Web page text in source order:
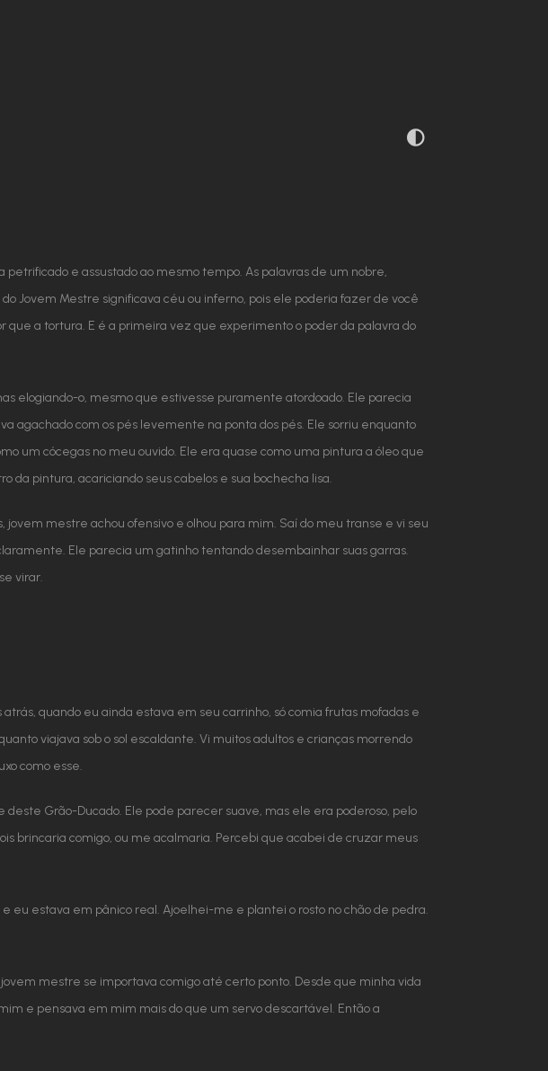
e assustado ao mesmo tempo. As palavras de um nobre,
Jovem Mestre significava céu ou inferno, pois ele poderia fazer de você
a tortura. E é a primeira vez que experimento o poder da palavra do
elogiando-o, mesmo que estivesse puramente atordoado. Ele parecia
agachado com os pés levemente na ponta dos pés. Ele sorriu enquanto
um cócegas no meu ouvido. Ele era quase como uma pintura a óleo que
da pintura, acariciando seus cabelos e sua bochecha lisa.
mestre achou ofensivo e olhou para mim. Saí do meu transe e vi seu
Ele parecia um gatinho tentando desembainhar suas garras.
virar.
quando eu ainda estava em seu carrinho, só comia frutas mofadas e
viajava sob o sol escaldante. Vi muitos adultos e crianças morrendo
como esse.
Grão-Ducado. Ele pode parecer suave, mas ele era poderoso, pelo
brincaria comigo, ou me acalmaria. Percebi que acabei de cruzar meus
estava em pânico real. Ajoelhei-me e plantei o rosto no chão de pedra.
mestre se importava comigo até certo ponto. Desde que minha vida
e pensava em mim mais do que um servo descartável. Então a